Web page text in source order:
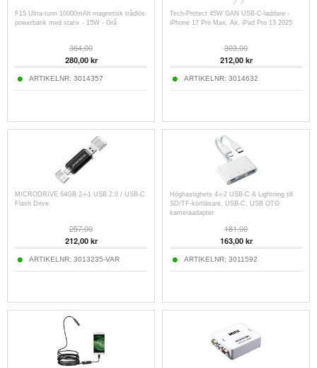
F15 Ultra-tunn 10000mAh magnetisk trådlös
powerbank med stativ - 15W - Grå
364,00
280,00 kr
ARTIKELNR: 3014357
Tech-Protect 45W GAN USB-C-laddare -
iPhone 17 Pro Max, Air, iPad Pro 13 2025
303,00
212,00 kr
ARTIKELNR: 3014632
MICRODRIVE 64GB 2-i-1 USB 2.0 / USB-C
Flash Drive
257,00
212,00 kr
ARTIKELNR: 3013235-VAR
Höghastighets 4-i-2 USB-C & Lightning till
SD/TF-kortläsare, USB-C, USB OTG
kameraadapter
181,00
163,00 kr
ARTIKELNR: 3011592